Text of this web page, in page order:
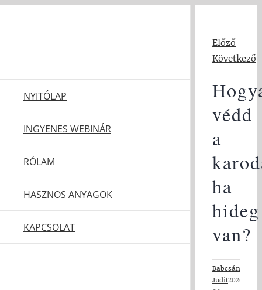
NYITÓLAP
INGYENES WEBINÁR
RÓLAM
HASZNOS ANYAGOK
KAPCSOLAT
Előző
Következő
védd
a
ha
hideg
van?
Babcsányi
Judit2026-